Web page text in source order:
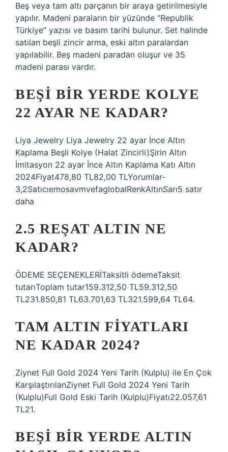
Beş veya tam altı parçanın bir araya getirilmesiyle
yapılır. Madeni paraların bir yüzünde “Republik
Türkiye” yazısı ve basım tarihi bulunur. Set halinde
satılan beşli zincir arma, eski altın paralardan
yapılabilir. Beş madeni paradan oluşur ve 35
madeni parası vardır.
BEŞI BIR YERDE KOLYE
22 AYAR NE KADAR?
Liya Jewelry Liya Jewelry 22 ayar İnce Altın
Kaplama Beşli Kolye (Halat Zincirli)Şirin Altın
İmitasyon 22 ayar İnce Altın Kaplama Katı Altın
2024Fiyat478,80 TL82,00 TLYorumlar-
3,2SatıcıemosavmvefaglobalRenkAltınSarı5 satır
daha
2.5 REŞAT ALTIN NE
KADAR?
ÖDEME SEÇENEKLERİTaksitli ödemeTaksit
tutarıToplam tutar159.312,50 TL59.312,50
TL231.850,81 TL63.701,63 TL321.599,64 TL64.
TAM ALTIN FIYATLARI
NE KADAR 2024?
Ziynet Full Gold 2024 Yeni Tarih (Kulplu) ile En Çok
KarşılaştırılanZiynet Full Gold 2024 Yeni Tarih
(Kulplu)Full Gold Eski Tarih (Kulplu)Fiyatı22.057,61
TL21.
BEŞI BIR YERDE ALTIN